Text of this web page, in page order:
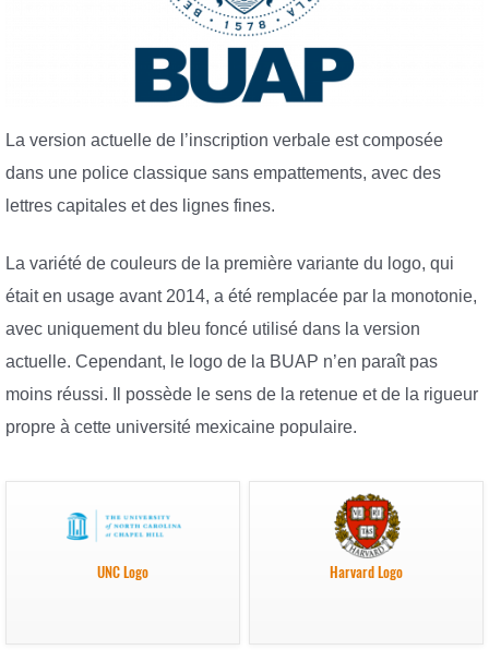
La version actuelle de l’inscription verbale est composée
dans une police classique sans empattements, avec des
lettres capitales et des lignes fines.
La variété de couleurs de la première variante du logo, qui
était en usage avant 2014, a été remplacée par la monotonie,
avec uniquement du bleu foncé utilisé dans la version
actuelle. Cependant, le logo de la BUAP n’en paraît pas
moins réussi. Il possède le sens de la retenue et de la rigueur
propre à cette université mexicaine populaire.
UNC Logo Harvard Logo